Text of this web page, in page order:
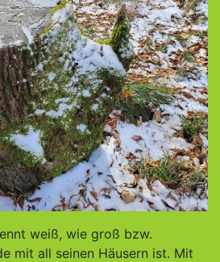
weiß, wie groß bzw.
mit all seinen Häusern ist. Mit